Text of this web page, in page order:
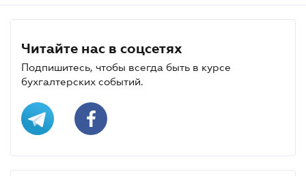
Читайте нас в соцсетях
Подпишитесь, чтобы всегда быть в курсе
бухгалтерских событий.